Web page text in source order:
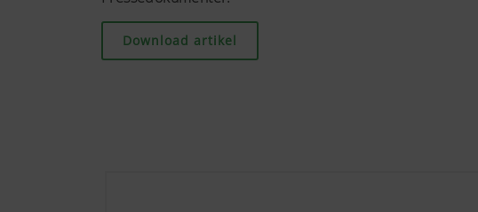
Download artikel